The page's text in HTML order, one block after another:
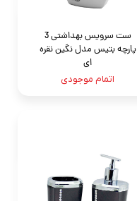
ست سرویس بهداشتی 3
پارچه بتيس مدل نگين نقره
ای
اتمام موجودی